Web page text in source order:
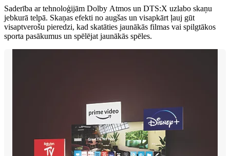
Saderība ar tehnoloģijām Dolby Atmos un DTS:X uzlabo skaņu
jebkurā telpā. Skaņas efekti no augšas un visapkārt ļauj gūt
visaptverošu pieredzi, kad skatāties jaunākās filmas vai spilgtākos
sporta pasākumus un spēlējat jaunākās spēles.